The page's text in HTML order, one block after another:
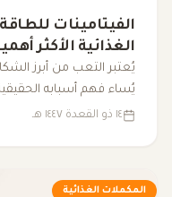
الفيتامينات
الغذائية الأكثر
يُعتبر التعب من أبرز
يُساء فهم أسبابه
مثل الفيتامينات
١٤ ذو القعدة ١٤٤٧ هـ
المكملات الغذائية